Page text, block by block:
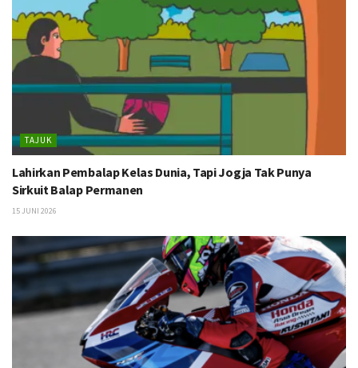
TAJUK
Lahirkan Pembalap Kelas Dunia, Tapi Jogja Tak Punya
Sirkuit Balap Permanen
15 JUNI 2026